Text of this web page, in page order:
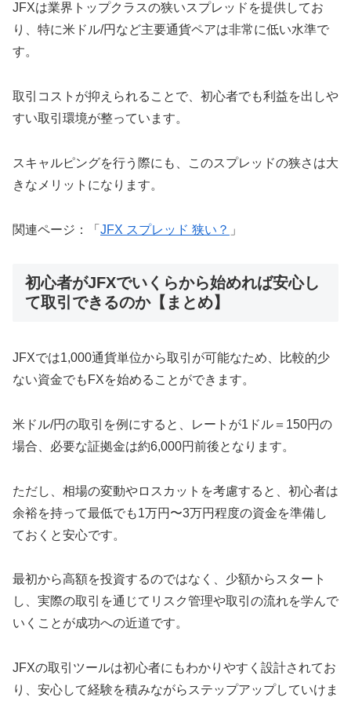
JFXは業界トップクラスの狭いスプレッドを提供してお
り、特に米ドル/円など主要通貨ペアは非常に低い水準で
す。
取引コストが抑えられることで、初心者でも利益を出しや
すい取引環境が整っています。
スキャルピングを行う際にも、このスプレッドの狭さは大
きなメリットになります。
関連ページ：「 JFX スプレッド 狭い？ 」
初心者がJFXでいくらから始めれば安心し
て取引できるのか【まとめ】
JFXでは1,000通貨単位から取引が可能なため、比較的少
ない資金でもFXを始めることができます。
米ドル/円の取引を例にすると、レートが1ドル＝150円の
場合、必要な証拠金は約6,000円前後となります。
ただし、相場の変動やロスカットを考慮すると、初心者は
余裕を持って最低でも1万円〜3万円程度の資金を準備し
ておくと安心です。
最初から高額を投資するのではなく、少額からスタート
し、実際の取引を通じてリスク管理や取引の流れを学んで
いくことが成功への近道です。
JFXの取引ツールは初心者にもわかりやすく設計されてお
り、安心して経験を積みながらステップアップしていけま